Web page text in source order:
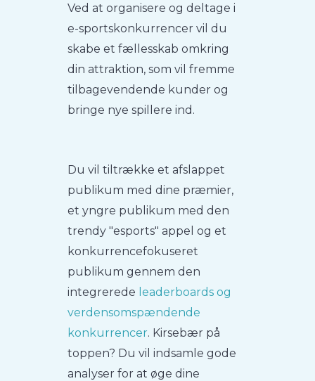
Ved at organisere og deltage i
e-sportskonkurrencer vil du
skabe et fællesskab omkring
din attraktion, som vil fremme
tilbagevendende kunder og
bringe nye spillere ind.
Du vil tiltrække et afslappet
publikum med dine præmier,
et yngre publikum med den
trendy "esports" appel og et
konkurrencefokuseret
publikum gennem den
integrerede leaderboards og
verdensomspændende
konkurrencer. Kirsebær på
toppen? Du vil indsamle gode
analyser for at øge dine